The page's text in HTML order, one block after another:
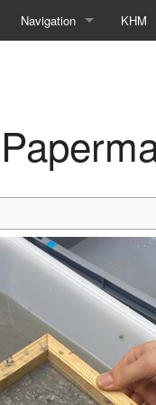
Navigation
Editierhilfe
KHM